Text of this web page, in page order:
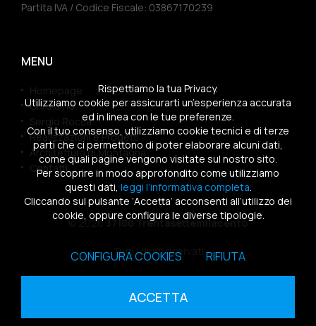
Partita IVA / Codice Fiscale: 03867170239
MENU
Homepage
Chi siamo
Sergio Rocca
Realizzazioni e Progetti
Architettura di Montagna
Contatti
© 202637100 Trentasettemilacento
Tutti i diritti riservati
Sitemap|Privacy Policy|Cookies Policy
Rispettiamo la tua Privacy.
Utilizziamo cookie per assicurarti un’esperienza accurata
ed in linea con le tue preferenze.
Con il tuo consenso, utilizziamo cookie tecnici e di terze
parti che ci permettono di poter elaborare alcuni dati,
come quali pagine vengono visitate sul nostro sito.
Per scoprire in modo approfondito come utilizziamo
questi dati, leggi l’informativa completa.
Cliccando sul pulsante ‘Accetta’ acconsenti all’utilizzo dei
cookie, oppure configura le diverse tipologie.
CONFIGURA COOKIES RIFIUTA
ACCETTA